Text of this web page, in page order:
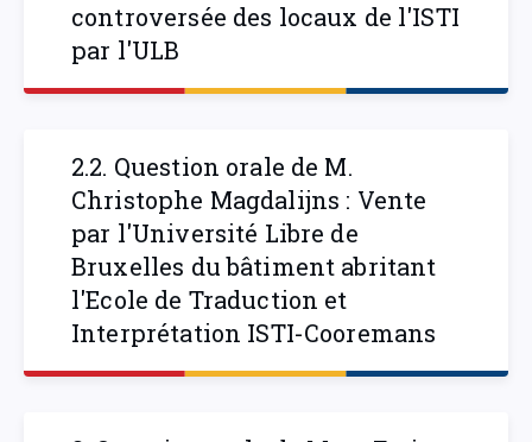
controversée des locaux de l'ISTI
par l'ULB
2.2. Question orale de M.
Christophe Magdalijns : Vente
par l'Université Libre de
Bruxelles du bâtiment abritant
l'Ecole de Traduction et
Interprétation ISTI-Cooremans